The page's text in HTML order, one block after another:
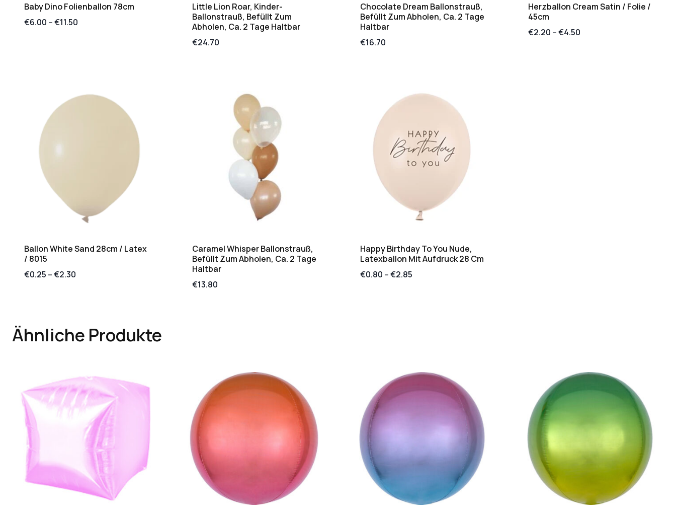
Baby Dino Folienballon 78cm
€6.00 –€11.50
Little Lion Roar, Kinder-
Ballonstrauß, Befüllt Zum
Abholen, Ca. 2 Tage Haltbar
€24.70
Chocolate Dream Ballonstrauß,
Befüllt Zum Abholen, Ca. 2 Tage
Haltbar
€16.70
Herzballon Cream Satin / Folie /
45cm
€2.20 –€4.50
Ballon White Sand 28cm / Latex
/ 8015
€0.25 –€2.30
Caramel Whisper Ballonstrauß,
Befüllt Zum Abholen, Ca. 2 Tage
Haltbar
€13.80
Happy Birthday To You Nude,
Latexballon Mit Aufdruck 28 Cm
€0.80 –€2.85
Ähnliche Produkte